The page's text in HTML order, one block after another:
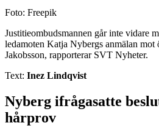
Foto: Freepik
Justitieombudsmannen går inte vidare
ledamoten Katja Nybergs anmälan mot
Jakobsson, rapporterar SVT Nyheter.
Text: Inez Lindqvist
Nyberg ifrågasatte
hårprov